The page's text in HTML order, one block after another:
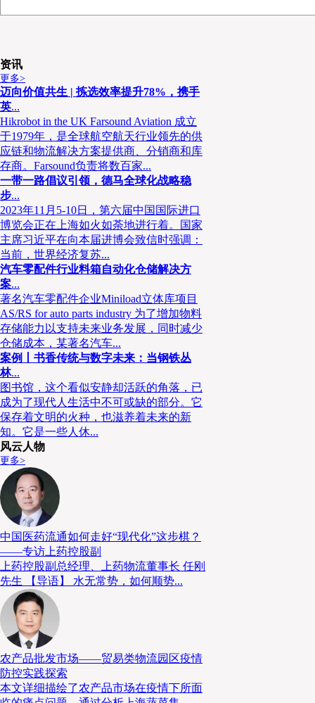
单和交付时间，做到最精准化的销售管理。另外，LVHM在门店
紧接着林正娣还展示了LVMH在物流仓储方面的创新努力，
管理现场作业，也更好地支持销售端的需求。此外，对于销售
LVMH并不是通过降价等措施来吸引大量的消费者，而是做了大
新工作，比如在订单中喷香水、礼品卡留言、个性化刻字 （外部
择等创新举措。谈到未来，林正娣建议可以用3D打印等其它技术
资讯
更多>
迈向价值共生 | 拣选效率提升78%，携手
英...
Hikrobot in the UK Farsound Aviation 成立
于1979年，是全球航空航天行业领先的供
应链和物流解决方案提供商、分销商和库
存商。Farsound负责将数百家...
一带一路倡议引领，德马全球化战略稳
步...
2023年11月5-10日，第六届中国国际进口
博览会正在上海如火如荼地进行着。国家
主席习近平在向本届进博会致信时强调：
当前，世界经济复苏...
汽车零配件行业料箱自动化仓储解决方
案...
著名汽车零配件企业Miniload立体库项目
AS/RS for auto parts industry 为了增加物料
存储能力以支持未来业务发展，同时减少
仓储成本，某著名汽车...
案例丨书香传统与数字未来：当钢铁丛
林...
图书馆，这个看似安静却活跃的角落，已
成为了现代人生活中不可或缺的部分。它
保存着文明的火种，也滋养着未来的新
知。它是一些人休...
风云人物
更多>
中国医药流通如何走好“现代化”这步棋？
——专访上药控股副
上药控股副总经理、上药物流董事长 任刚
先生 【导语】 水无常势，如何顺势...
农产品批发市场——贸易类物流园区疫情
防控实践探索
本文详细描绘了农产品市场在疫情下所面